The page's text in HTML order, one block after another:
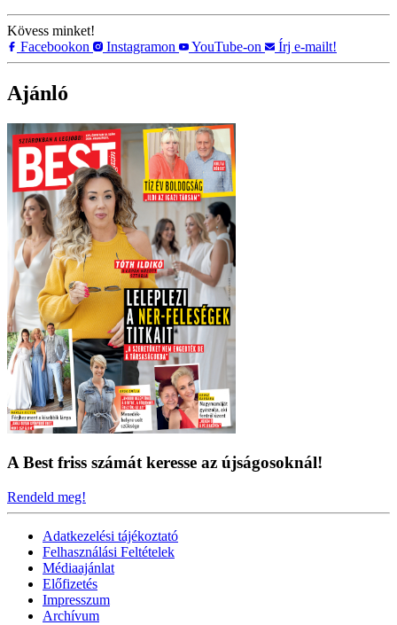
Kövess minket!
Facebookon
Instagramon YouTube-on Írj e-mailt!
Ajánló
A Best friss számát keresse az újságosoknál!
Rendeld meg!
Adatkezelési tájékoztató
Felhasználási Feltételek
Médiaajánlat
Előfizetés
Impresszum
Archívum